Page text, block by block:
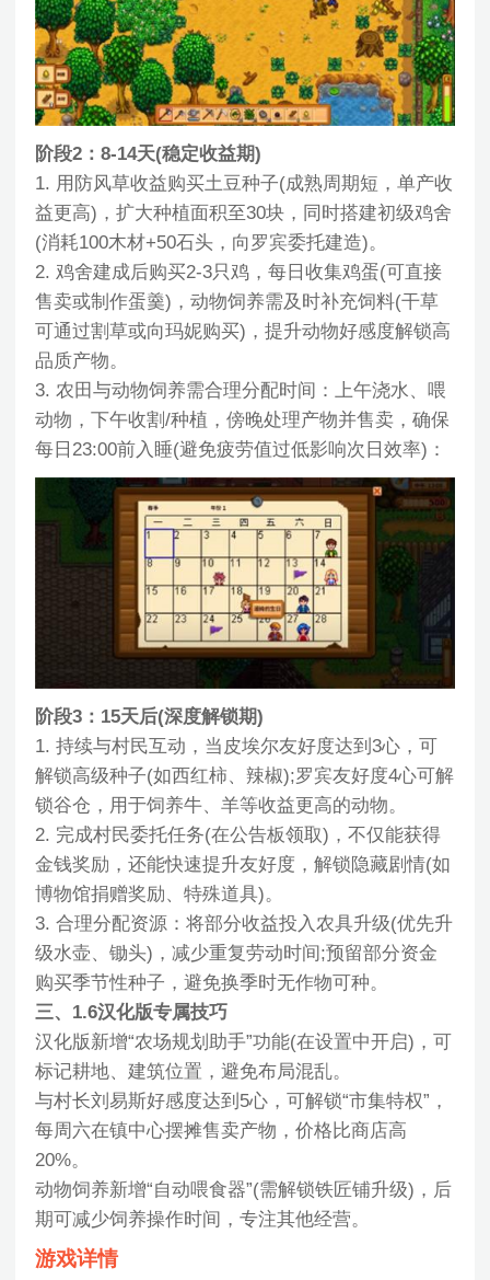
阶段2：8-14天(稳定收益期)
1. 用防风草收益购买土豆种子(成熟周期短，单产收
益更高)，扩大种植面积至30块，同时搭建初级鸡舍
(消耗100木材+50石头，向罗宾委托建造)。
2. 鸡舍建成后购买2-3只鸡，每日收集鸡蛋(可直接
售卖或制作蛋羹)，动物饲养需及时补充饲料(干草
可通过割草或向玛妮购买)，提升动物好感度解锁高
品质产物。
3. 农田与动物饲养需合理分配时间：上午浇水、喂
动物，下午收割/种植，傍晚处理产物并售卖，确保
每日23:00前入睡(避免疲劳值过低影响次日效率)：
阶段3：15天后(深度解锁期)
1. 持续与村民互动，当皮埃尔友好度达到3心，可
解锁高级种子(如西红柿、辣椒);罗宾友好度4心可解
锁谷仓，用于饲养牛、羊等收益更高的动物。
2. 完成村民委托任务(在公告板领取)，不仅能获得
金钱奖励，还能快速提升友好度，解锁隐藏剧情(如
博物馆捐赠奖励、特殊道具)。
3. 合理分配资源：将部分收益投入农具升级(优先升
级水壶、锄头)，减少重复劳动时间;预留部分资金
购买季节性种子，避免换季时无作物可种。
三、1.6汉化版专属技巧
汉化版新增“农场规划助手”功能(在设置中开启)，可
标记耕地、建筑位置，避免布局混乱。
与村长刘易斯好感度达到5心，可解锁“市集特权”，
每周六在镇中心摆摊售卖产物，价格比商店高
20%。
动物饲养新增“自动喂食器”(需解锁铁匠铺升级)，后
期可减少饲养操作时间，专注其他经营。
游戏详情